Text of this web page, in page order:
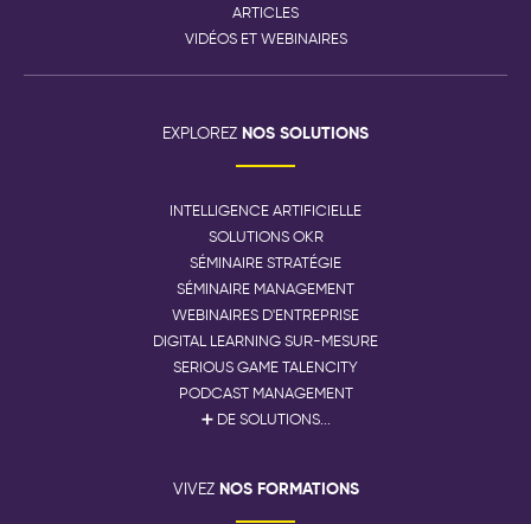
ARTICLES
VIDÉOS ET WEBINAIRES
EXPLOREZ NOS SOLUTIONS
INTELLIGENCE ARTIFICIELLE
SOLUTIONS OKR
SÉMINAIRE STRATÉGIE
SÉMINAIRE MANAGEMENT
WEBINAIRES D'ENTREPRISE
DIGITAL LEARNING SUR-MESURE
SERIOUS GAME TALENCITY
PODCAST MANAGEMENT
➕ DE SOLUTIONS...
VIVEZ NOS FORMATIONS